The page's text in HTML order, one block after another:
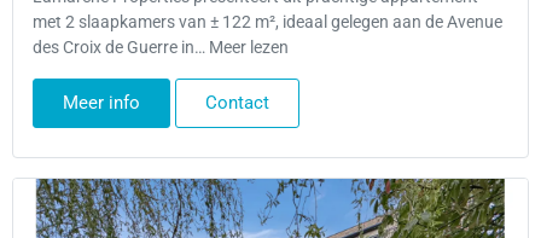
met 2 slaapkamers van ± 122 m², ideaal gelegen aan de Avenue
des Croix de Guerre in… Meer lezen
Meer info Contact